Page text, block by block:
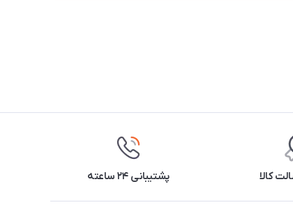
کالا پشتیبانی ۲۴ ساعته